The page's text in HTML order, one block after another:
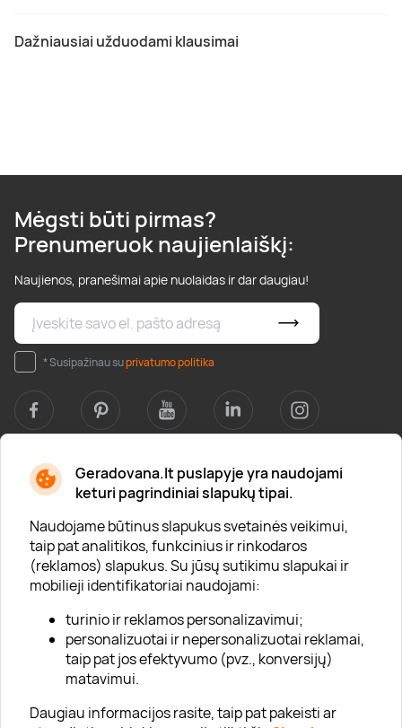
Geradovana.lt puslapyje yra naudojami
keturi pagrindiniai slapukų tipai.
Naudojame būtinus slapukus svetainės veikimui,
taip pat analitikos, funkcinius ir rinkodaros
(reklamos) slapukus. Su jūsų sutikimu slapukai ir
mobilieji identifikatoriai naudojami:
turinio ir reklamos personalizavimui;
personalizuotai ir nepersonalizuotai reklamai,
taip pat jos efektyvumo (pvz., konversijų)
matavimui.
Daugiau informacijos rasite, taip pat pakeisti ar
Dažniausiai užduodami klausimai
Mėgsti būti pirmas?
Prenumeruok naujienlaiškį:
Naujienos, pranešimai apie nuolaidas ir dar daugiau!
* Susipažinau suprivatumo politika
Apie mus
Apie „Gera Dovana“
Lojalumo klubas
Karjera
Visi partneriai
Kontaktai
Tinklaraštis